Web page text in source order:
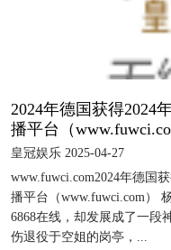
2024年德国获得2024
播平台（
皇冠娱乐 2025-04-27
www.fuwci.com2024年德国
播平台（www.fuwci.com）
6868在线，却发展成了一段
伤退役于空姐的岗亭，...